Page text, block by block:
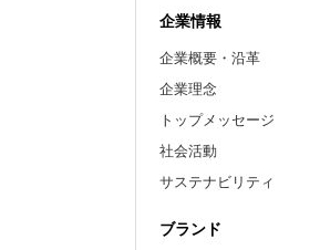
企業情報
企業概要・沿革
企業理念
トップメッセージ
社会活動
サステナビリティ
ブランド